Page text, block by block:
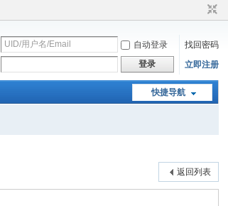
自动登录
找回密码
登录 立即注册
快捷导航
返回列表